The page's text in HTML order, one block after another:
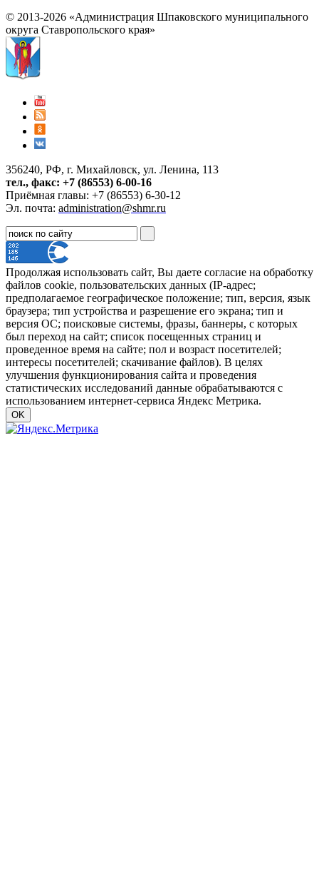
© 2013-2026 «Администрация Шпаковского муниципального
округа Ставропольского края»
356240, РФ, г. Михайловск, ул. Ленина, 113
тел., факс: +7 (86553) 6-00-16
Приёмная главы: +7 (86553) 6-30-12
Эл. почта: administration@shmr.ru
Продолжая использовать сайт, Вы даете согласие на обработку
файлов cookie, пользовательских данных (IP-адрес;
предполагаемое географическое положение; тип, версия, язык
браузера; тип устройства и разрешение его экрана; тип и
версия ОС; поисковые системы, фразы, баннеры, с которых
был переход на сайт; список посещенных страниц и
проведенное время на сайте; пол и возраст посетителей;
интересы посетителей; скачивание файлов). В целях
улучшения функционирования сайта и проведения
статистических исследований данные обрабатываются с
использованием интернет-сервиса Яндекс Метрика.
OK